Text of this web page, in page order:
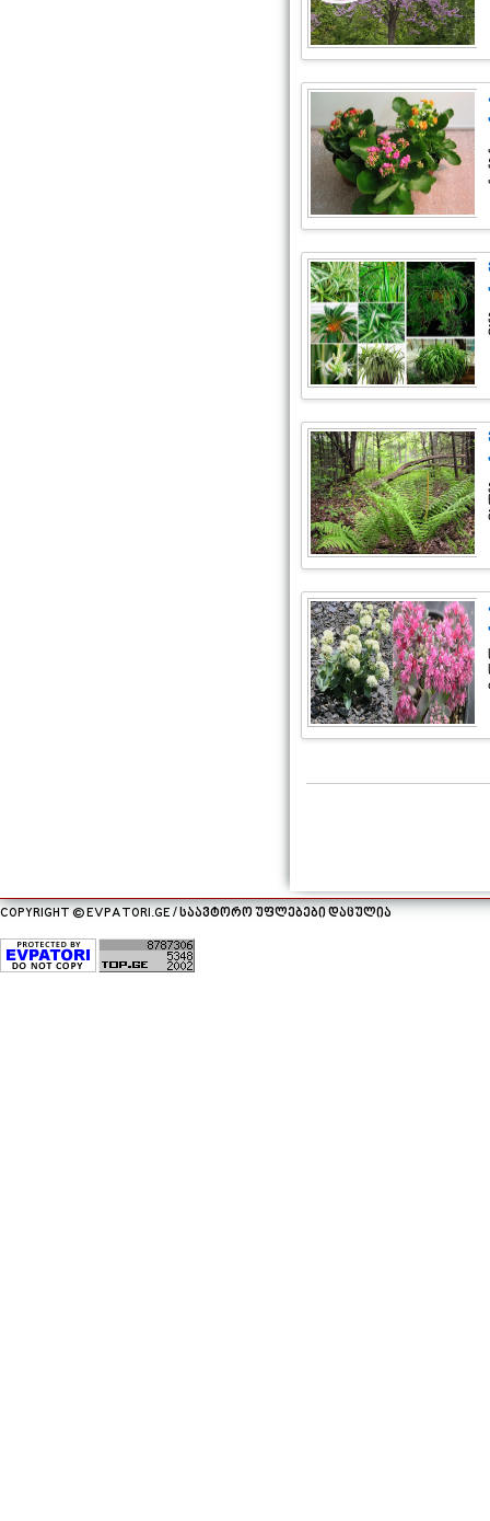
COPYRIGHT © EVPATORI.GE / საავტორო უფლებები დაცულია